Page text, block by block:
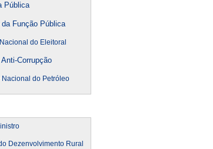
Pública
Função Pública
do Eleitoral
Corrupção
do Petróleo
Dezenvolvimento Rural